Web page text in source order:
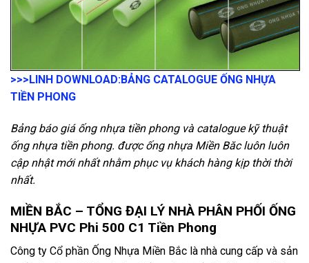
>>>LINH DOWNLOAD:BẢNG CATALOGUE ỐNG NHỰA
TIỀN PHONG
Bảng báo giá ống nhựa tiền phong và catalogue kỹ thuật
ống nhựa tiền phong. được ống nhựa Miền Băc luôn luôn
cập nhật mới nhất nhằm phục vụ khách hàng kịp thời thời
nhất.
MIỀN BẮC – TỔNG ĐẠI LÝ NHÀ PHÂN PHỐI ỐNG
NHỰA PVC Phi 500 C1 Tiền Phong
Công ty Cổ phần Ống Nhựa Miền Bắc là nhà cung cấp và sản